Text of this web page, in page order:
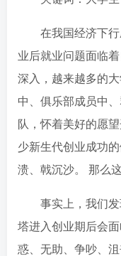
在我国经济下
业后就业问题面临
深入，越来越多的
中、俱乐部成员中
队，怀着美好的愿
少新生代创业成功
溃、戟沉沙。 那么
事实上，我们
塔进入创业期后会
惑、无助、争吵、